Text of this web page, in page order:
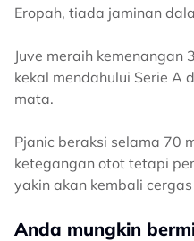
Eropah, tiada jaminan
Juve meraih
kekal mendahului Serie A
mata.
Pjanic beraksi selama 70
ketegangan otot tetapi
yakin akan kembali
Anda mungkin